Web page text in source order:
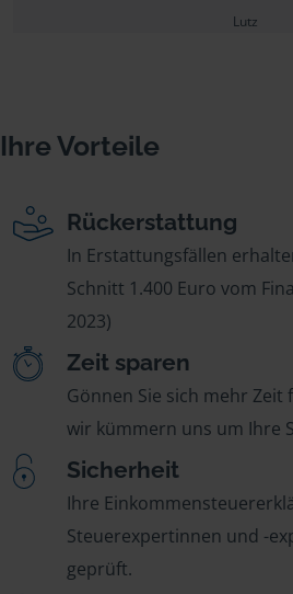
Lutz
Ihre Vorteile
Rückerstattung
In Erstattungsfällen
Schnitt 1.400 Euro vom
2023)
Zeit sparen
Gönnen Sie sich mehr Zeit
wir kümmern uns um Ihre
Sicherheit
Ihre
Steuerexpertinnen und -
geprüft.